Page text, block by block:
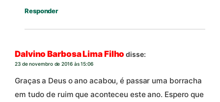
Responder
Dalvino Barbosa Lima Filho disse:
23 de novembro de 2016 às 15:06
Graças a Deus o ano acabou, é passar uma borracha
em tudo de ruim que aconteceu este ano. Espero que